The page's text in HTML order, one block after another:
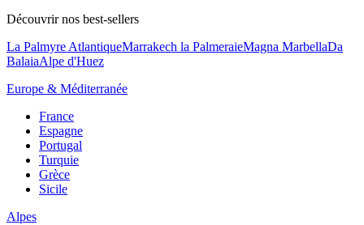
Découvrir nos best-sellers
La Palmyre AtlantiqueMarrakech la PalmeraieMagna MarbellaDa
BalaiaAlpe d'Huez
Europe & Méditerranée
France
Espagne
Portugal
Turquie
Grèce
Sicile
Alpes